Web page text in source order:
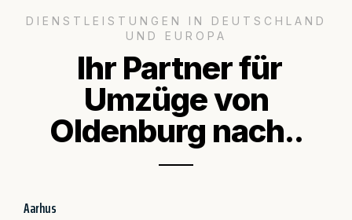
DIENSTLEISTUNGEN IN DEUTSCHLAND
UND EUROPA
Ihr Partner für
Umzüge von
Oldenburg nach..
Aarhus